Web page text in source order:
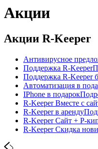
Акции
Акции R-Keeper
Антивирусное
Поддержка R-Keeper
Поддержка R-Keeper
Автоматизация в
IPhone в подарок
R-Keeper Вместе с
R-Keeper в аренду
R-Keeper Сайт + Р-
R-Keeper Скидка